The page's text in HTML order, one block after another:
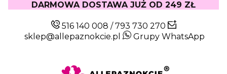
DARMOWA DOSTAWA JUŻ OD 249 ZŁ
516 140 008 /793 730 270
sklep@allepaznokcie.pl
Grupy WhatsApp